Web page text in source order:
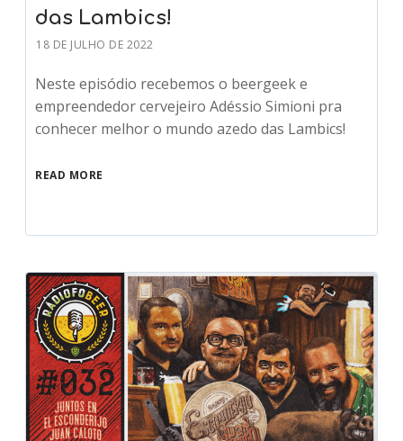
das Lambics!
18 DE JULHO DE 2022
Neste episódio recebemos o beergeek e
empreendedor cervejeiro Adéssio Simioni pra
conhecer melhor o mundo azedo das Lambics!
READ MORE